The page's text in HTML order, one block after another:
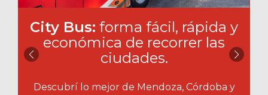
City Bus: forma fácil, rápida y
económica de recorrer las
ciudades.​
Descubrí lo mejor de Mendoza, Córdoba y